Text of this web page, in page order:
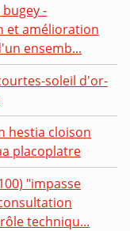
-
et amélioration
ensemb...
soleil d'or-
hestia cloison
placoplatre
"impasse
techniqu...